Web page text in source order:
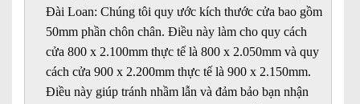
Đài Loan: Chúng tôi quy ước kích thước cửa bao gồm
50mm phần chôn chân. Điều này làm cho quy cách
cửa 800 x 2.100mm thực tế là 800 x 2.050mm và quy
cách cửa 900 x 2.200mm thực tế là 900 x 2.150mm.
Điều này giúp tránh nhầm lẫn và đảm bảo bạn nhận